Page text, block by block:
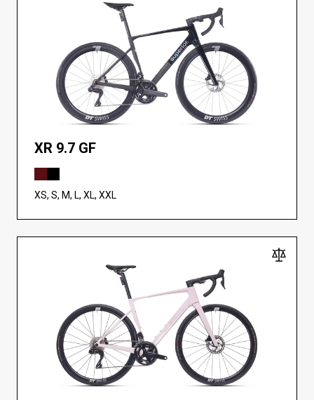
XR 9.7 GF
XS, S, M, L, XL, XXL